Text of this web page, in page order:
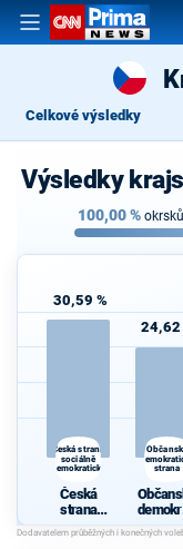
Celkové výsledky
Výsledky
100,00%
30,59 %
Česká strana
sociálně
demokratická
Česká
strana
sociálně
demokrati
24,62
strana
cká